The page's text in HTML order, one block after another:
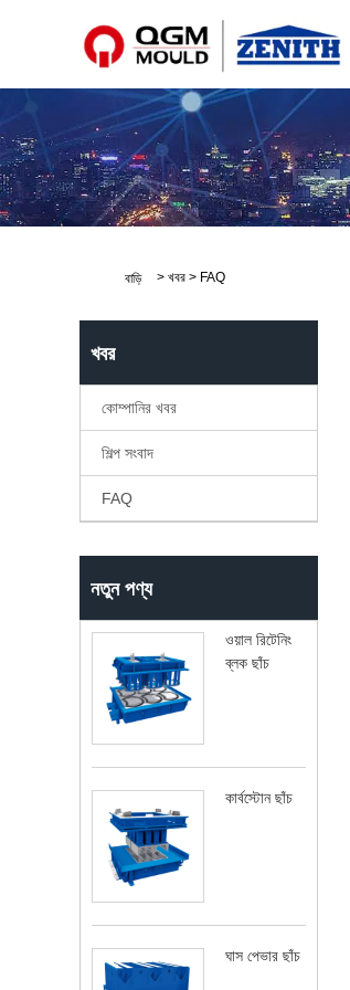
zengxm@qzmachine.com
বাড়ি > খবর > FAQ
খবর
কোম্পানির খবর
শিল্প সংবাদ
FAQ
নতুন পণ্য
ওয়াল রিটেনিং
ব্লক ছাঁচ
কার্বস্টোন ছাঁচ
ঘাস পেভার ছাঁচ